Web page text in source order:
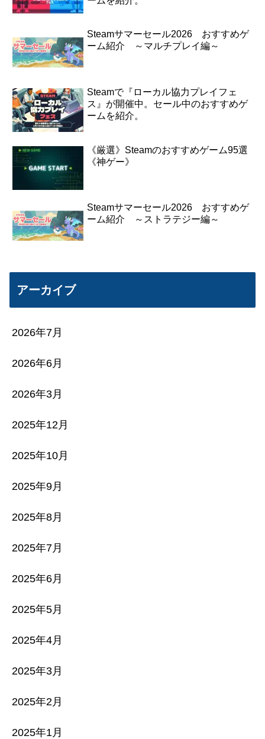
Steamサマーセール2026 おすすめゲ
ーム紹介 ～マルチプレイ編～
Steamで『ローカル協力プレイフェ
ス』が開催中。セール中のおすすめゲ
ームを紹介。
《厳選》Steamのおすすめゲーム95選
《神ゲー》
Steamサマーセール2026 おすすめゲ
ーム紹介 ～ストラテジー編～
アーカイブ
2026年7月
2026年6月
2026年3月
2025年12月
2025年10月
2025年9月
2025年8月
2025年7月
2025年6月
2025年5月
2025年4月
2025年3月
2025年2月
2025年1月